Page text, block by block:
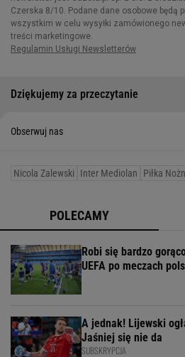
Dziękujemy za przeczytanie
Obserwuj nas
Nicola Zalewski Inter Mediolan Piłka
POLECAMY
Robi się bardzo
UEFA po meczach
A jednak! Lijewski
Jaśniej się nie da
SUBSKRYPCJA